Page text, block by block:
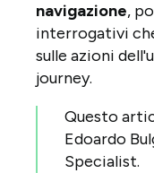
navigazione,
interrogativi
sulle azioni
journey.
Questo
Edoardo
Specialist.